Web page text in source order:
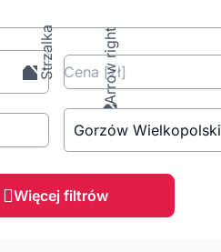
Cena [zł]
Gorzów Wielkopolski
Więcej filtrów